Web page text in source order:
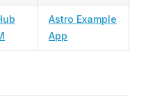
Astro Example
App